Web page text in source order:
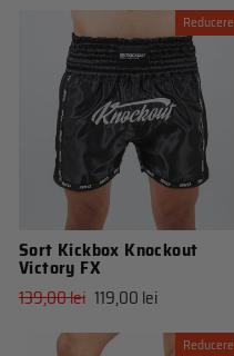
vanzare Reducere
Sort Kickbox Knockout
Victory FX
Pret
139,00 lei Pret
vanzare
119,00 lei
Reducere